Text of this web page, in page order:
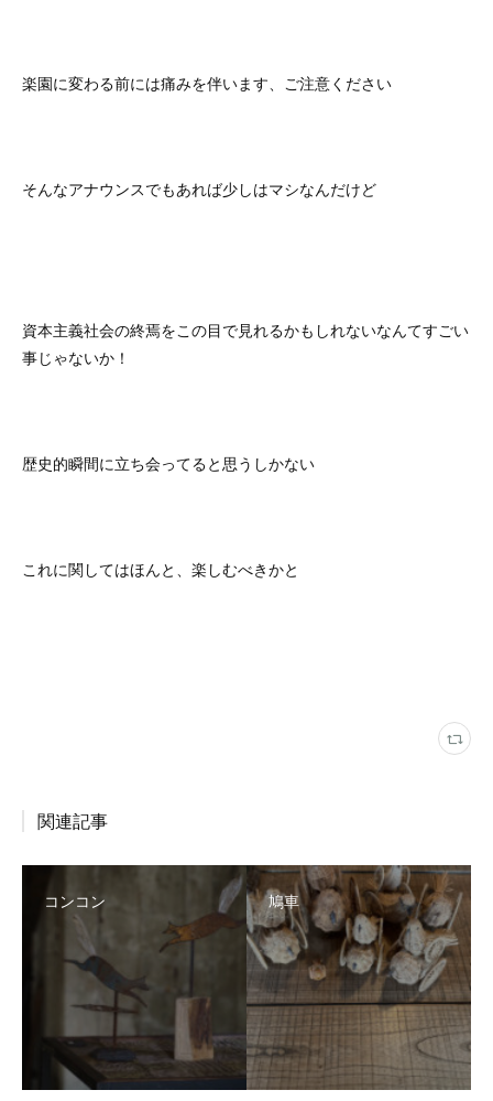
楽園に変わる前には痛みを伴います、ご注意ください
そんなアナウンスでもあれば少しはマシなんだけど
資本主義社会の終焉をこの目で見れるかもしれないなんてすごい
事じゃないか！
歴史的瞬間に立ち会ってると思うしかない
これに関してはほんと、楽しむべきかと
関連記事
コンコン 鳩車